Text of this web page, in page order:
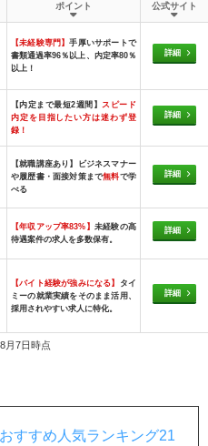
ポイント 公式サイト
【未経験専門】手厚いサポートで
書類通過率96％以上、内定率80％
以上！
詳細
【内定まで最短2週間】スピード
内定を目指したい方は迷わず登
録！
詳細
【就職講座あり】ビジネスマナー
や履歴書・面接対策まで無料で学
べる
詳細
【年収アップ率83%】 未経験の高
待遇案件の求人を多数保有。
詳細
【バイト経験が強みになる】
タイ
ミーの就業実績をそのまま活用、
採用されやすい求人に特化。
詳細
月7日時点
すすめ人気ランキング21